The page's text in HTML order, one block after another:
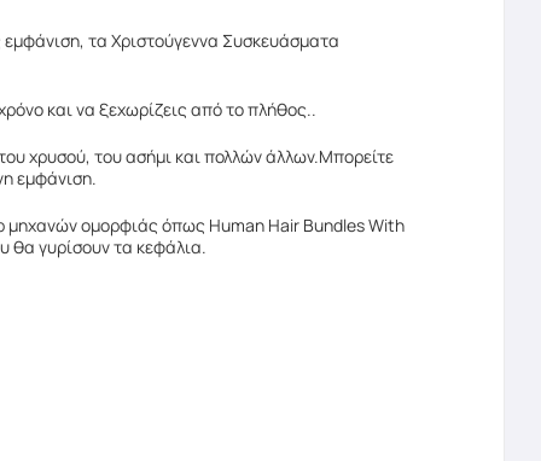
εμφάνιση, τα Χριστούγεννα Συσκευάσματα
και να ξεχωρίζεις από το πλήθος..
χρυσού, του ασήμι και πολλών άλλων.Μπορείτε
εμφάνιση.
μηχανών ομορφιάς όπως Human Hair Bundles With
θα γυρίσουν τα κεφάλια.